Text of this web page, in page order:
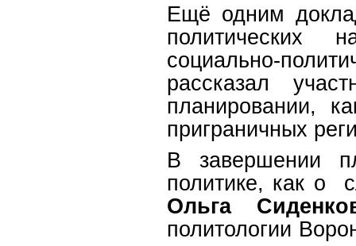
Ещё одним
политических
социально-
рассказал
планировании,
приграничных
В завершении
политике, как о
Ольга
политологии